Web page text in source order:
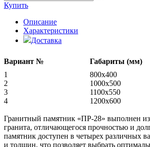
Купить
Описание
Характеристики
Доставка
Вариант № Габариты (мм)
1
800x400
2
1000х500
3
1100х550
4
1200х600
Гранитный памятник «ПР-28» выполнен из
гранита, отличающегося прочностью и
памятник доступен в четырех различных
и толщин, что позволяет выбрать